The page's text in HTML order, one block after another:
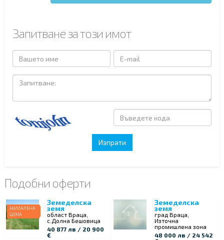
Запитване за този имот
Подобни оферти
НАМАЛЕНА
ЦЕНА
Земеделска
земя
област Враца,
с.Долна Бешовица
40 877 лв / 20 900
€
Земеделска
земя
град Враца,
Източна
промишлена зона
48 000 лв / 24 542